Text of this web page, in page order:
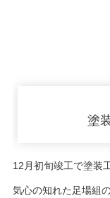
塗
12月初旬竣工で塗装
気心の知れた足場組